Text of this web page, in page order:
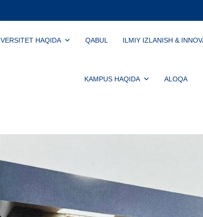
HAQIDA QABUL ILMIY IZLANISH &
KAMPUS HAQIDA ALOQA